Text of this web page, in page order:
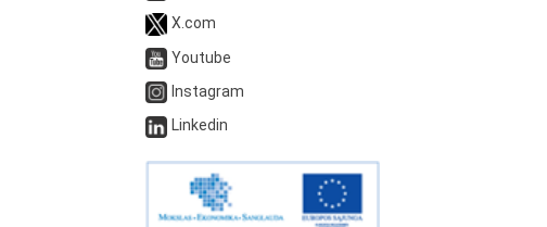
X.com
Youtube
Instagram
Linkedin